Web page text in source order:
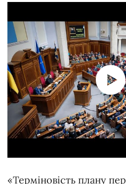
«Терміновість плану